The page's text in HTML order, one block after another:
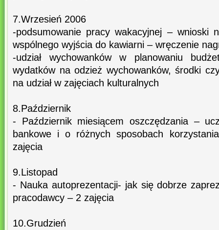
7.Wrzesień 2006
-podsumowanie pracy wakacyjnej – wnioski
wspólnego wyjścia do kawiarni – wręczenie
-udział wychowanków w planowaniu
wydatków na odzież wychowanków, środki
na udział w zajęciach kulturalnych
8.Październik
- Październik miesiącem oszczędzania –
bankowe i o różnych sposobach
zajęcia
9.Listopad
- Nauka autoprezentacji- jak się dobrze
pracodawcy – 2 zajęcia
10.Grudzień